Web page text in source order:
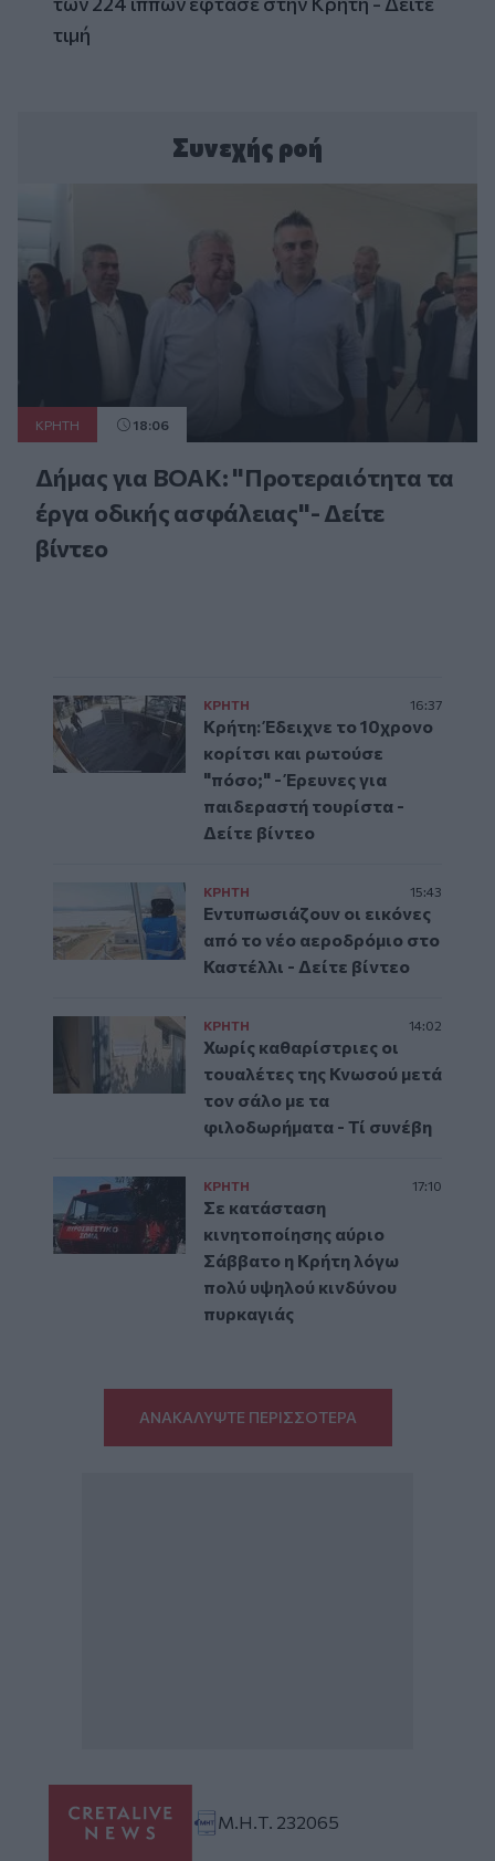
τιμή
Συνεχής ροή
ΚΡΗΤΗ 18:06
Δήμας για ΒΟΑΚ: "Προτεραιότητα τα
έργα οδικής ασφάλειας"- Δείτε
βίντεο
ΚΡΗΤΗ 16:37
Κρήτη: Έδειχνε το 10χρονο
κορίτσι και ρωτούσε
"πόσο;" - Έρευνες για
παιδεραστή τουρίστα -
Δείτε βίντεο
ΚΡΗΤΗ 15:43
Εντυπωσιάζουν οι εικόνες
από το νέο αεροδρόμιο στο
Καστέλλι - Δείτε βίντεο
ΚΡΗΤΗ 14:02
Χωρίς καθαρίστριες οι
τουαλέτες της Κνωσού μετά
τον σάλο με τα
φιλοδωρήματα - Τί συνέβη
ΚΡΗΤΗ 17:10
Σε κατάσταση
κινητοποίησης αύριο
Σάββατο η Κρήτη λόγω
πολύ υψηλού κινδύνου
πυρκαγιάς
ΑΝΑΚΑΛΥΨΤΕ ΠΕΡΙΣΣΟΤΕΡΑ
Μ.Η.Τ. 232065